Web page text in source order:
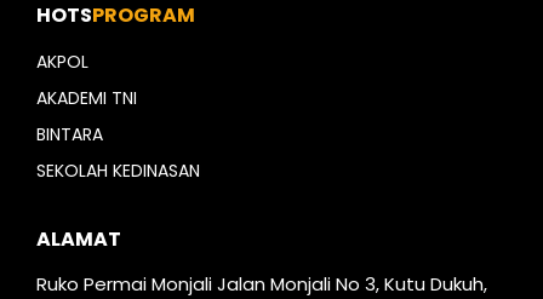
HOTSPROGRAM
AKPOL
AKADEMI TNI
BINTARA
SEKOLAH KEDINASAN
ALAMAT
Ruko Permai Monjali Jalan Monjali No 3, Kutu Dukuh,